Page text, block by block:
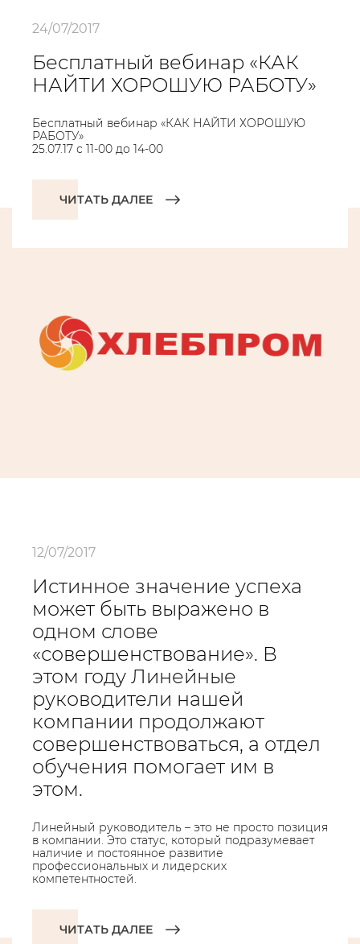
24/07/2017
Бесплатный вебинар «КАК
НАЙТИ ХОРОШУЮ РАБОТУ»
Бесплатный вебинар «КАК НАЙТИ ХОРОШУЮ
РАБОТУ»
25.07.17 с 11-00 до 14-00
ЧИТАТЬ ДАЛЕЕ
12/07/2017
Истинное значение успеха
может быть выражено в
одном слове
«совершенствование». В
этом году Линейные
руководители нашей
компании продолжают
совершенствоваться, а отдел
обучения помогает им в
этом.
Линейный руководитель – это не просто позиция
в компании. Это статус, который подразумевает
наличие и постоянное развитие
профессиональных и лидерских
компетентностей.
ЧИТАТЬ ДАЛЕЕ